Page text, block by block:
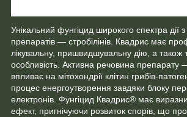
Унікальний фунгіцид широкого спектра дії
препаратів — стробілінів. Квадрис має
лікувальну, пришвидшувальну дію, а також
особливість. Активна речовина препарату
впливає на мітохондрії клітин грибів-
процес енергоутворення завдяки блоку
електронів. Фунгіцид Квадрис® має
ефект, пригнічуючи розвиток спорів, що